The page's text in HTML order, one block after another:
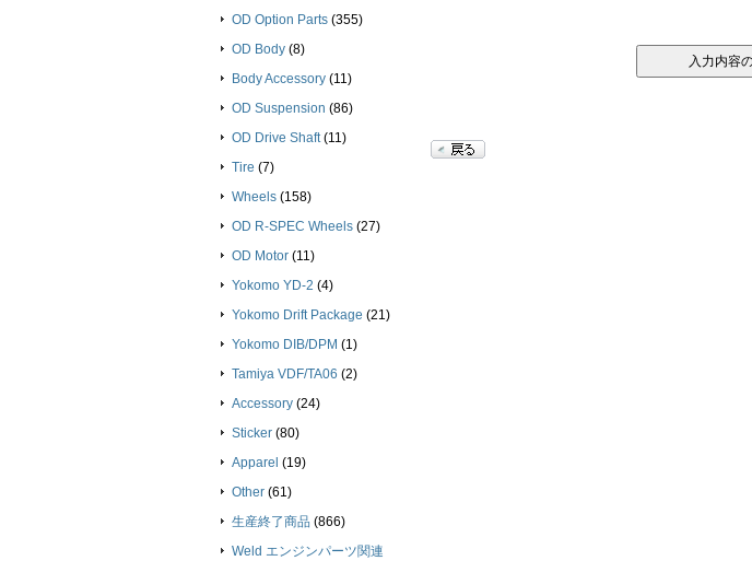
OD Option Parts (355)
OD Body (8)
Body Accessory (11)
OD Suspension (86)
OD Drive Shaft (11)
Tire (7)
Wheels (158)
OD R-SPEC Wheels (27)
OD Motor (11)
Yokomo YD-2 (4)
Yokomo Drift Package (21)
Yokomo DIB/DPM (1)
Tamiya VDF/TA06 (2)
Accessory (24)
Sticker (80)
Apparel (19)
Other (61)
生産終了商品 (866)
Weld エンジンパーツ関連